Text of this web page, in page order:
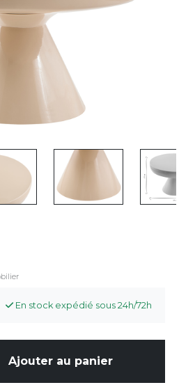
En stock expédié sous 24h/72h
Ajouter au panier